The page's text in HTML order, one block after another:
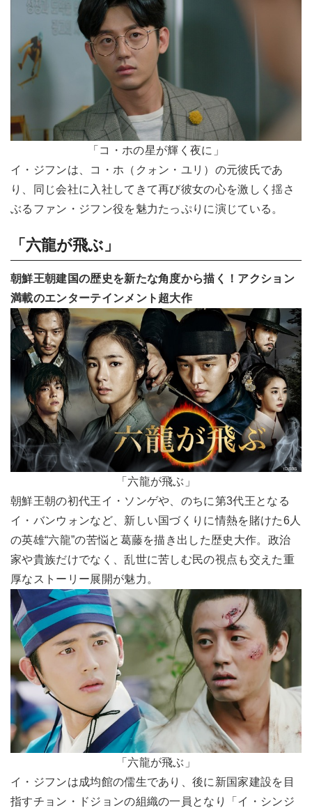
「コ・ホの星が輝く夜に」
イ・ジフンは、コ・ホ（クォン・ユリ）の元彼氏であ
り、同じ会社に入社してきて再び彼女の心を激しく揺さ
ぶるファン・ジフン役を魅力たっぷりに演じている。
「六龍が飛ぶ」
朝鮮王朝建国の歴史を新たな角度から描く！アクション
満載のエンターテインメント超大作
「六龍が飛ぶ」
朝鮮王朝の初代王イ・ソンゲや、のちに第3代王となる
イ・バンウォンなど、新しい国づくりに情熱を賭けた6人
の英雄“六龍”の苦悩と葛藤を描き出した歴史大作。政治
家や貴族だけでなく、乱世に苦しむ民の視点も交えた重
厚なストーリー展開が魅力。
「六龍が飛ぶ」
イ・ジフンは成均館の儒生であり、後に新国家建設を目
指すチョン・ドジョンの組織の一員となり「イ・シンジ